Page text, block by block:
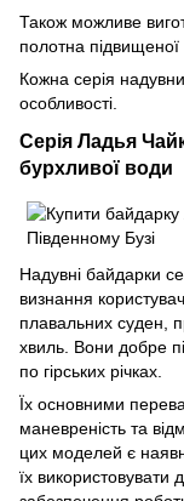
Також можливе
полотна підвищеної
Кожна серія
особливості.
Серія Ладья
бурхливої ​​води
Надувні байдарки
визнання
плавальних суден,
хвиль. Вони добре
по гірських річках.
Їх основними
маневреність та
цих моделей є
їх